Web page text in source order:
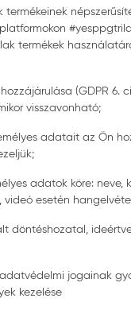
termékeinek
termékek
(GDPR 6.
visszavonható;
adatait az Ön
adatok köre: neve,
esetén
döntéshozatal,
jogainak
kezelése